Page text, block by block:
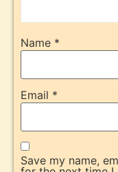
Name *
Email *
Save my name,